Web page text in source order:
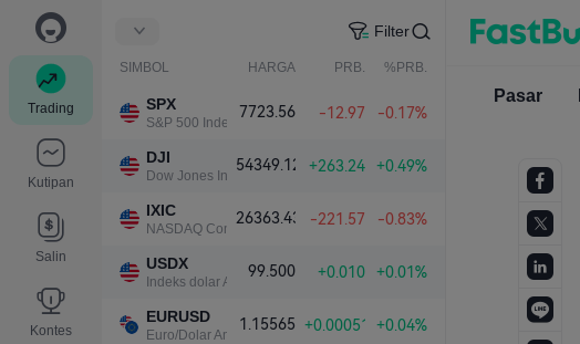
Trading
Kutipan
Salin
Kontes
Filter
SIMBOL HARGA PRB. %PRB.
SPX
S&P 500 Index
7723.56 -12.97 -0.17%
DJI
Dow Jones Industrial Average
54349.12 +263.24 +0.49%
IXIC
NASDAQ Composite Index
26363.43 -221.57 -0.83%
USDX
Indeks dolar AS
99.500 +0.010 +0.01%
EURUSD
Euro/Dolar Amerika
1.15565 +0.00051 +0.04%
Cari
Pasar